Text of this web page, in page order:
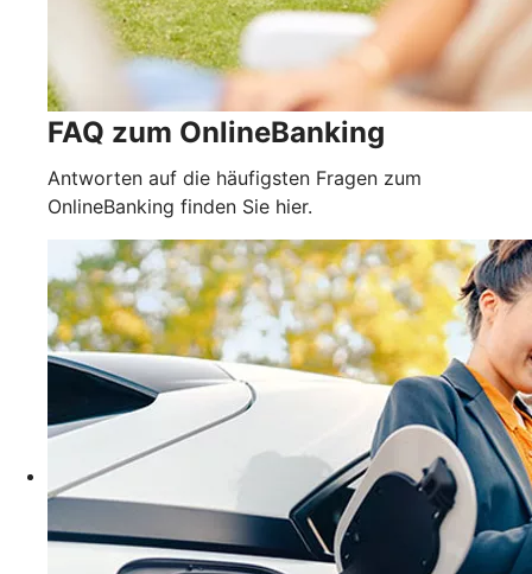
FAQ zum OnlineBanking
Antworten auf die häufigsten Fragen zum
OnlineBanking finden Sie hier.